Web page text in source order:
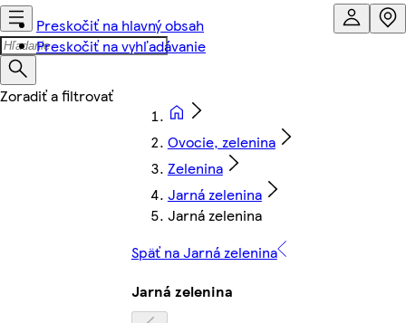
Preskočiť na hlavný obsah
Preskočiť na vyhľadávanie
Ovocie, zelenina
Zelenina
Jarná zelenina
Jarná zelenina
Späť na Jarná zelenina
Jarná zelenina